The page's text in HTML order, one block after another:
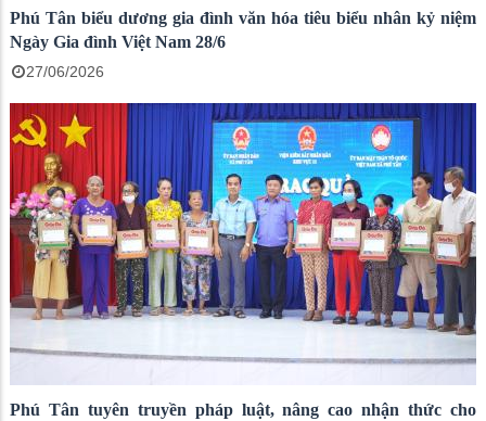
Phú Tân biểu dương gia đình văn hóa tiêu biểu nhân kỷ niệm
Ngày Gia đình Việt Nam 28/6
27/06/2026
Phú Tân tuyên truyền pháp luật, nâng cao nhận thức cho